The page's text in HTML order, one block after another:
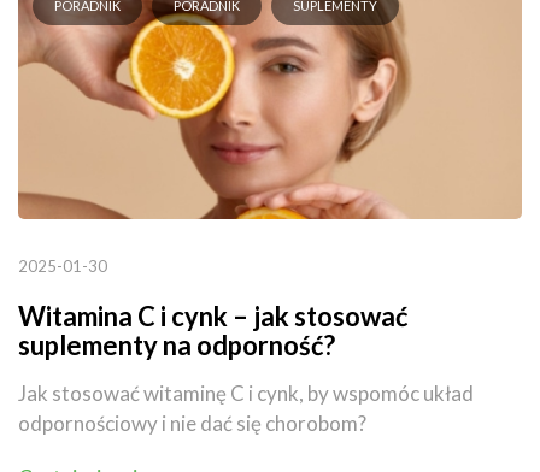
PORADNIK PORADNIK SUPLEMENTY
2025-01-30
Witamina C i cynk – jak stosować
suplementy na odporność?
Jak stosować witaminę C i cynk, by wspomóc układ
odpornościowy i nie dać się chorobom?